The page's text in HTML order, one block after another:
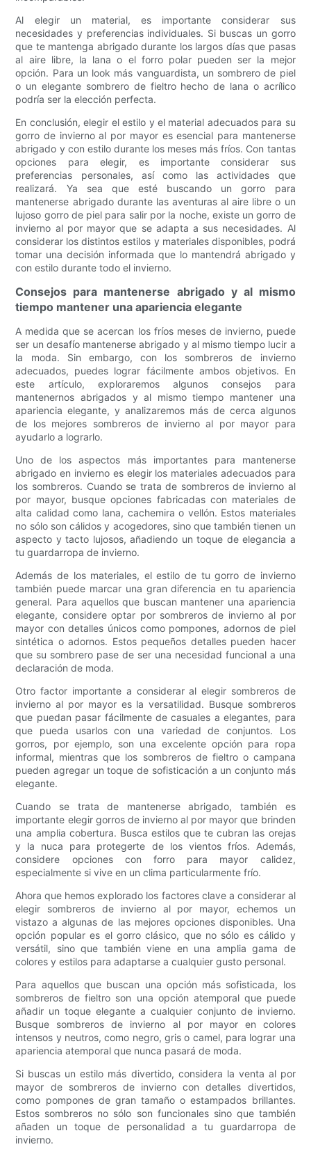
Al elegir un material, es importante considerar sus
necesidades y preferencias individuales. Si buscas un gorro
que te mantenga abrigado durante los largos días que pasas
al aire libre, la lana o el forro polar pueden ser la mejor
opción. Para un look más vanguardista, un sombrero de piel
o un elegante sombrero de fieltro hecho de lana o acrílico
podría ser la elección perfecta.
En conclusión, elegir el estilo y el material adecuados para su
gorro de invierno al por mayor es esencial para mantenerse
abrigado y con estilo durante los meses más fríos. Con tantas
opciones para elegir, es importante considerar sus
preferencias personales, así como las actividades que
realizará. Ya sea que esté buscando un gorro para
mantenerse abrigado durante las aventuras al aire libre o un
lujoso gorro de piel para salir por la noche, existe un gorro de
invierno al por mayor que se adapta a sus necesidades. Al
considerar los distintos estilos y materiales disponibles, podrá
tomar una decisión informada que lo mantendrá abrigado y
con estilo durante todo el invierno.
Consejos para mantenerse abrigado y al mismo
tiempo mantener una apariencia elegante
A medida que se acercan los fríos meses de invierno, puede
ser un desafío mantenerse abrigado y al mismo tiempo lucir a
la moda. Sin embargo, con los sombreros de invierno
adecuados, puedes lograr fácilmente ambos objetivos. En
este artículo, exploraremos algunos consejos para
mantenernos abrigados y al mismo tiempo mantener una
apariencia elegante, y analizaremos más de cerca algunos
de los mejores sombreros de invierno al por mayor para
ayudarlo a lograrlo.
Uno de los aspectos más importantes para mantenerse
abrigado en invierno es elegir los materiales adecuados para
los sombreros. Cuando se trata de sombreros de invierno al
por mayor, busque opciones fabricadas con materiales de
alta calidad como lana, cachemira o vellón. Estos materiales
no sólo son cálidos y acogedores, sino que también tienen un
aspecto y tacto lujosos, añadiendo un toque de elegancia a
tu guardarropa de invierno.
Además de los materiales, el estilo de tu gorro de invierno
también puede marcar una gran diferencia en tu apariencia
general. Para aquellos que buscan mantener una apariencia
elegante, considere optar por sombreros de invierno al por
mayor con detalles únicos como pompones, adornos de piel
sintética o adornos. Estos pequeños detalles pueden hacer
que su sombrero pase de ser una necesidad funcional a una
declaración de moda.
Otro factor importante a considerar al elegir sombreros de
invierno al por mayor es la versatilidad. Busque sombreros
que puedan pasar fácilmente de casuales a elegantes, para
que pueda usarlos con una variedad de conjuntos. Los
gorros, por ejemplo, son una excelente opción para ropa
informal, mientras que los sombreros de fieltro o campana
pueden agregar un toque de sofisticación a un conjunto más
elegante.
Cuando se trata de mantenerse abrigado, también es
importante elegir gorros de invierno al por mayor que brinden
una amplia cobertura. Busca estilos que te cubran las orejas
y la nuca para protegerte de los vientos fríos. Además,
considere opciones con forro para mayor calidez,
especialmente si vive en un clima particularmente frío.
Ahora que hemos explorado los factores clave a considerar al
elegir sombreros de invierno al por mayor, echemos un
vistazo a algunas de las mejores opciones disponibles. Una
opción popular es el gorro clásico, que no sólo es cálido y
versátil, sino que también viene en una amplia gama de
colores y estilos para adaptarse a cualquier gusto personal.
Para aquellos que buscan una opción más sofisticada, los
sombreros de fieltro son una opción atemporal que puede
añadir un toque elegante a cualquier conjunto de invierno.
Busque sombreros de invierno al por mayor en colores
intensos y neutros, como negro, gris o camel, para lograr una
apariencia atemporal que nunca pasará de moda.
Si buscas un estilo más divertido, considera la venta al por
mayor de sombreros de invierno con detalles divertidos,
como pompones de gran tamaño o estampados brillantes.
Estos sombreros no sólo son funcionales sino que también
añaden un toque de personalidad a tu guardarropa de
invierno.